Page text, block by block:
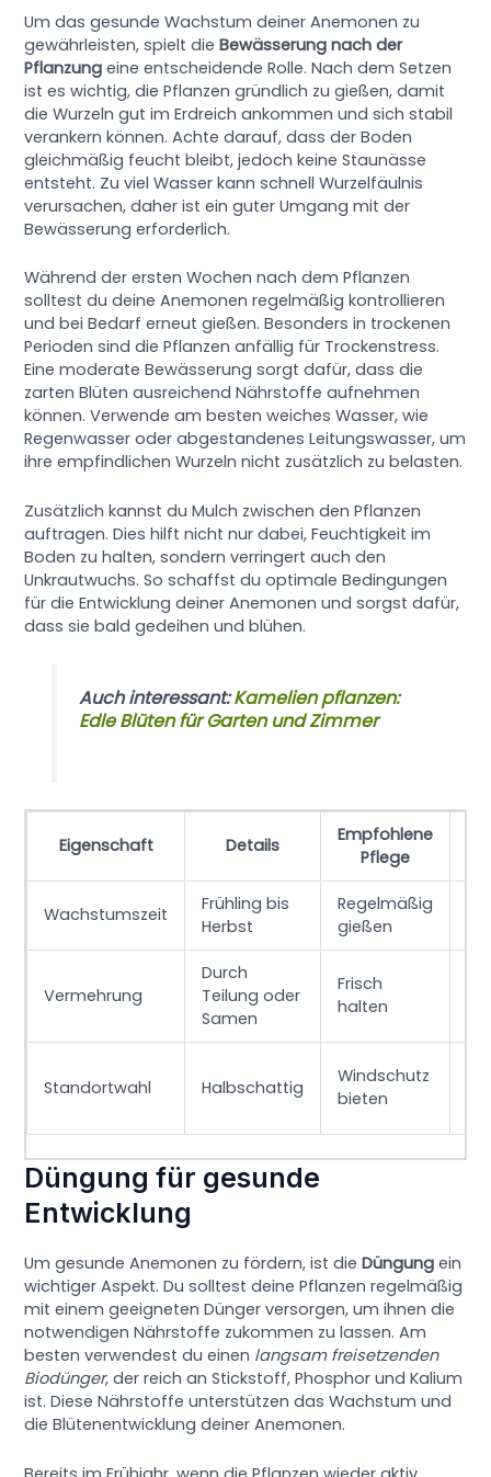
Um das gesunde Wachstum deiner Anemonen zu
gewährleisten, spielt dieBewässerung nach der
Pflanzung eine entscheidende Rolle. Nach dem Setzen
ist es wichtig, die Pflanzen gründlich zu gießen, damit
die Wurzeln gut im Erdreich ankommen und sich stabil
verankern können. Achte darauf, dass der Boden
gleichmäßig feucht bleibt, jedoch keine Staunässe
entsteht. Zu viel Wasser kann schnell Wurzelfäulnis
verursachen, daher ist ein guter Umgang mit der
Bewässerung erforderlich.
Während der ersten Wochen nach dem Pflanzen
solltest du deine Anemonen regelmäßig kontrollieren
und bei Bedarf erneut gießen. Besonders in trockenen
Perioden sind die Pflanzen anfällig für Trockenstress.
Eine moderate Bewässerung sorgt dafür, dass die
zarten Blüten ausreichend Nährstoffe aufnehmen
können. Verwende am besten weiches Wasser, wie
Regenwasser oder abgestandenes Leitungswasser, um
ihre empfindlichen Wurzeln nicht zusätzlich zu belasten.
Zusätzlich kannst du Mulch zwischen den Pflanzen
auftragen. Dies hilft nicht nur dabei, Feuchtigkeit im
Boden zu halten, sondern verringert auch den
Unkrautwuchs. So schaffst du optimale Bedingungen
für die Entwicklung deiner Anemonen und sorgst dafür,
dass sie bald gedeihen und blühen.
Auch interessant:Kamelien pflanzen:
Edle Blüten für Garten und Zimmer
Eigenschaft Details
Empfohlene
Pflege
Wachstumszeit
Frühling bis
Herbst
Regelmäßig
gießen
Vermehrung
Durch
Teilung oder
Samen
Frisch
halten
Standortwahl Halbschattig
Windschutz
bieten
Düngung für gesunde
Entwicklung
Um gesunde Anemonen zu fördern, ist dieDüngung ein
wichtiger Aspekt. Du solltest deine Pflanzen regelmäßig
mit einem geeigneten Dünger versorgen, um ihnen die
notwendigen Nährstoffe zukommen zu lassen. Am
besten verwendest du einen langsam freisetzenden
Biodünger, der reich an Stickstoff, Phosphor und Kalium
ist. Diese Nährstoffe unterstützen das Wachstum und
die Blütenentwicklung deiner Anemonen.